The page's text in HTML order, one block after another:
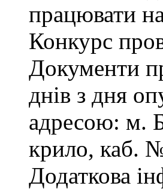
працювати
Конкурс
Документи
днів з дня
адресою: м.
крило, каб.
Додаткова